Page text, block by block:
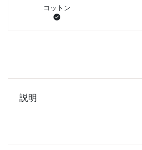
コットン
説明